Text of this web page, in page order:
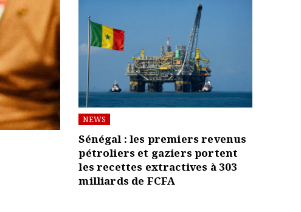
NEWS
Sénégal : les premiers revenus
pétroliers et gaziers portent
les recettes extractives à 303
milliards de FCFA